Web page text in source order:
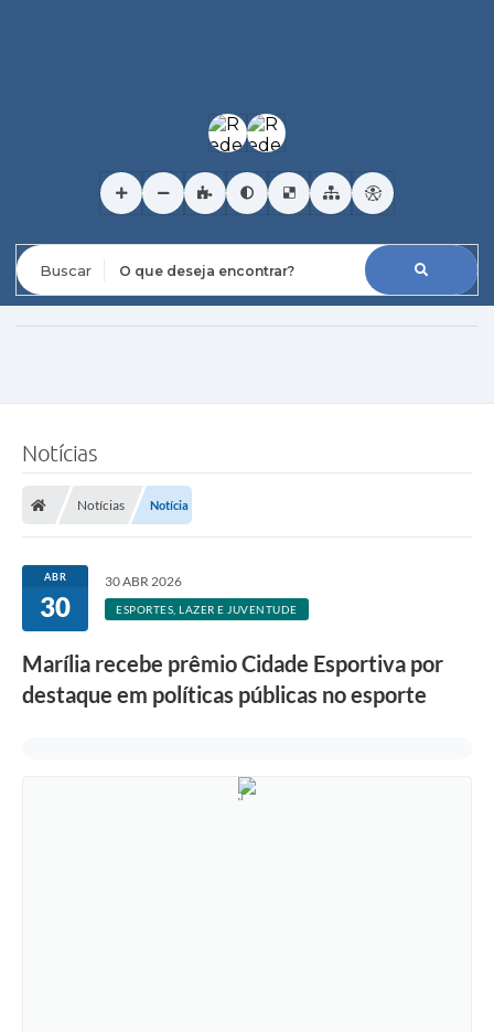
Notícias
Notícias Notícia
ABR
30
30 ABR 2026
ESPORTES, LAZER E JUVENTUDE
Marília recebe prêmio Cidade Esportiva por
destaque em políticas públicas no esporte